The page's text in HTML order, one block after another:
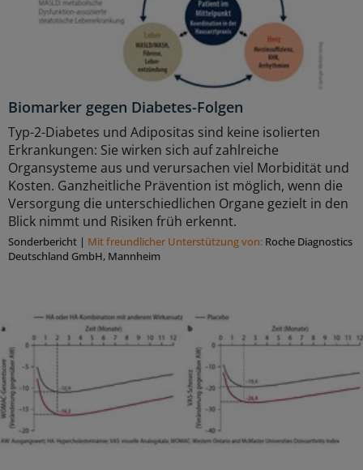
Biomarker gegen Diabetes-Folgen
Typ-2-Diabetes und Adipositas sind keine isolierten
Erkrankungen: Sie wirken sich auf zahlreiche
Organsysteme aus und verursachen viel Morbidität und
Kosten. Ganzheitliche Prävention ist möglich, wenn die
Versorgung die unterschiedlichen Organe gezielt in den
Blick nimmt und Risiken früh erkennt.
Sonderbericht | Mit freundlicher Unterstützung von: Roche Diagnostics
Deutschland GmbH, Mannheim